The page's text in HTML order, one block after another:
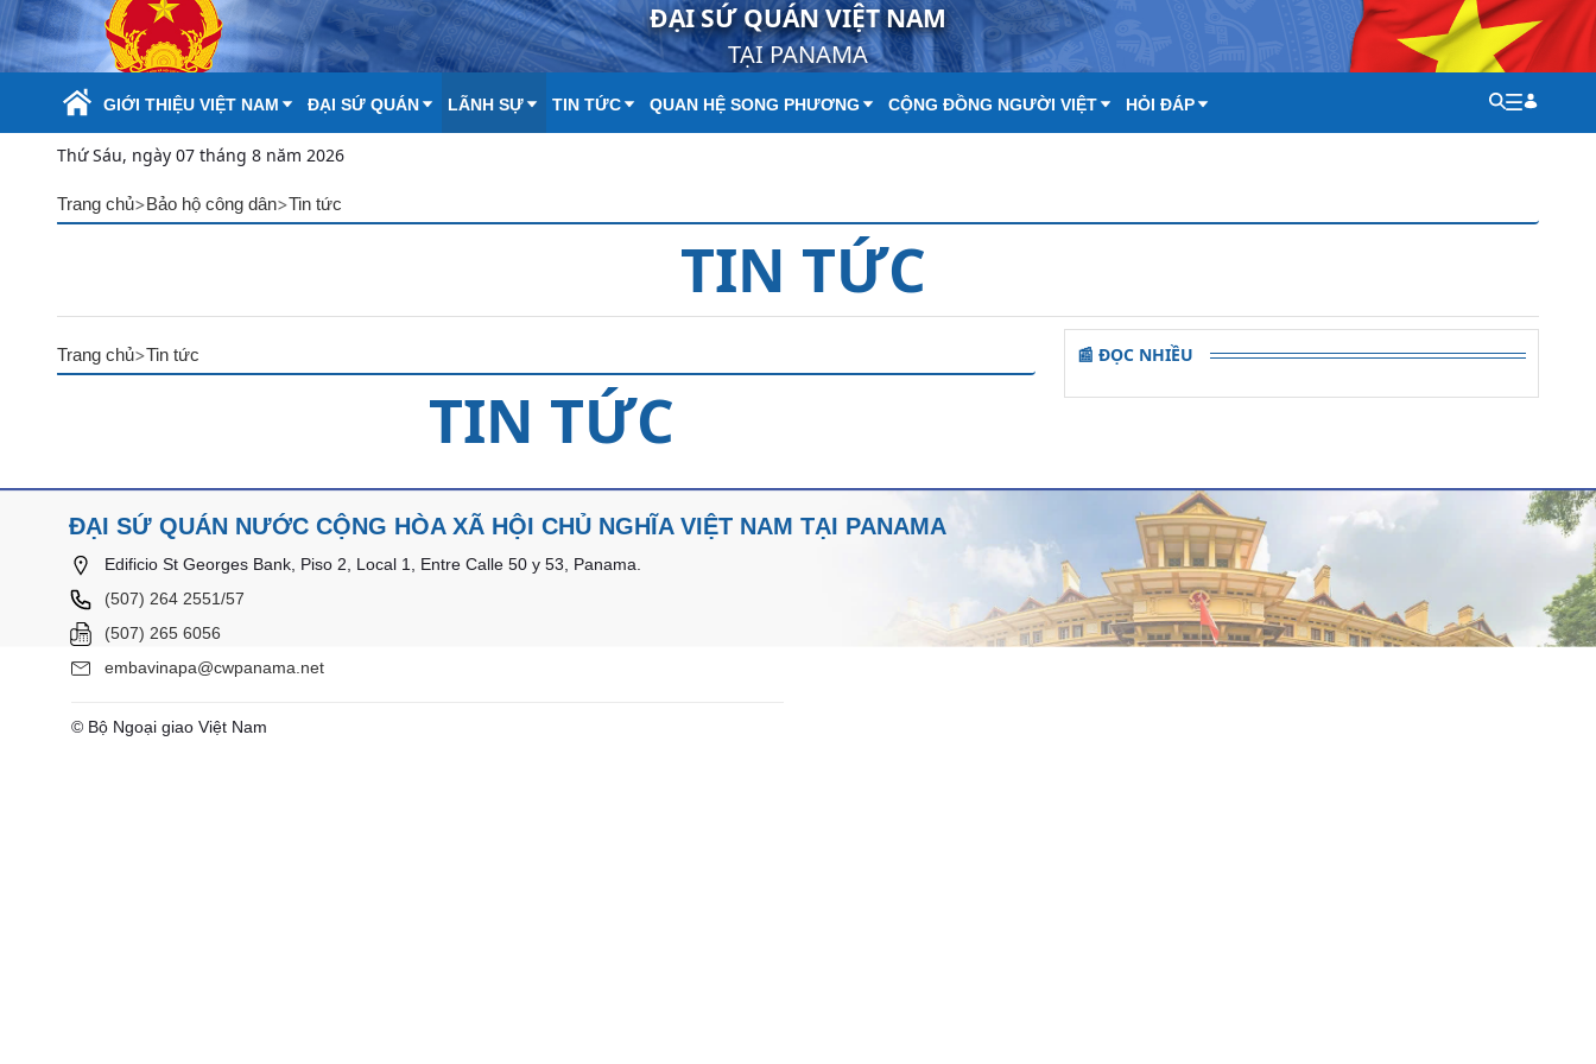
Skip to Main Content ĐẠI SỨ QUÁN VIỆT NAM
TẠI PANAMA
GIỚI THIỆU VIỆT NAM ĐẠI SỨ QUÁN LÃNH SỰ TIN TỨC QUAN HỆ SONG PHƯƠNG CỘNG ĐỒNG NGƯỜI VIỆT HỎI ĐÁP
Thứ Sáu, ngày 07 tháng 8 năm 2026
Trang chủ>Bảo hộ công dân>Tin tức
TIN TỨC
Trang chủ>Tin tức
TIN TỨC
📰 ĐỌC NHIỀU
ĐẠI SỨ QUÁN NƯỚC CỘNG HÒA XÃ HỘI CHỦ NGHĨA VIỆT NAM TẠI PANAMA
Edificio St Georges Bank, Piso 2, Local 1, Entre Calle 50 y 53, Panama.
(507) 264 2551/57
(507) 265 6056
embavinapa@cwpanama.net
© Bộ Ngoại giao Việt Nam